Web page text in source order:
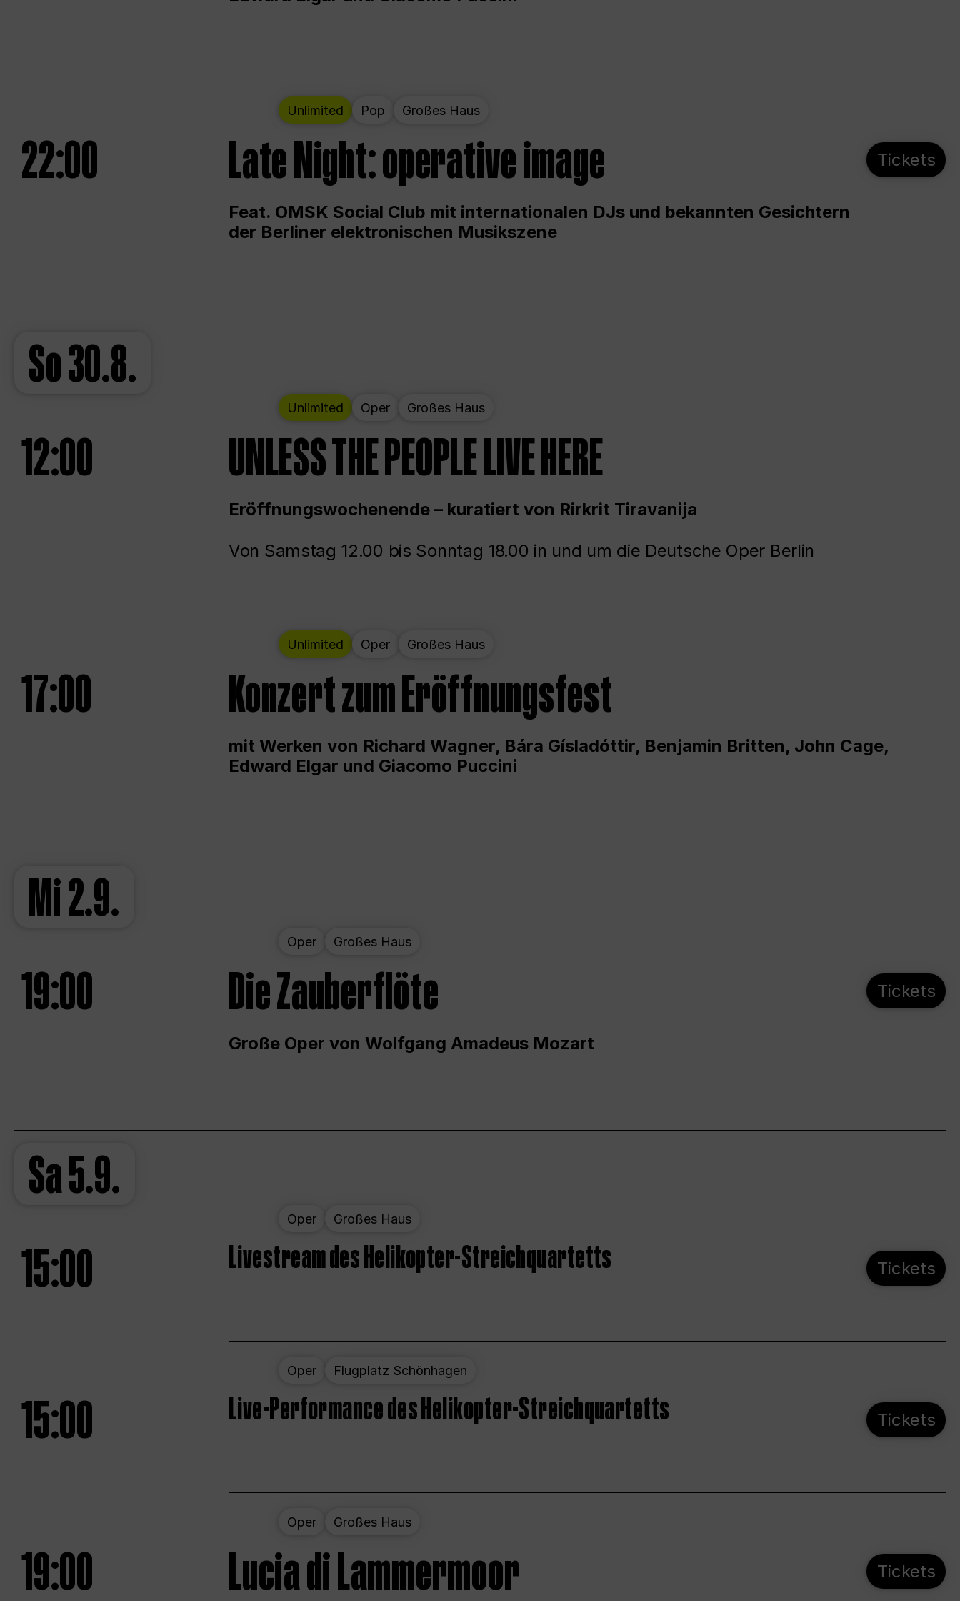
Unlimited Pop Großes Haus
22:00 Late Night: operative image
Feat. OMSK Social Club mit internationalen DJs und bekannten Gesichtern
der Berliner elektronischen Musikszene
Tickets
So30.8.
Unlimited Oper Großes Haus
12:00 UNLESS THE PEOPLE LIVE HERE
Eröffnungswochenende – kuratiert von Rirkrit Tiravanija
Von Samstag 12.00 bis Sonntag 18.00 in und um die Deutsche Oper Berlin
Unlimited Oper Großes Haus
17:00 Konzert zum Eröffnungsfest
mit Werken von Richard Wagner, Bára Gísladóttir, Benjamin Britten, John Cage,
Edward Elgar und Giacomo Puccini
Mi2.9.
Oper Großes Haus
19:00 Die Zauberflöte
Große Oper von Wolfgang Amadeus Mozart
Tickets
Sa5.9.
Oper Großes Haus
15:00 Livestream des Helikopter-Streichquartetts Tickets
Oper Flugplatz Schönhagen
15:00 Live-Performance des Helikopter-Streichquartetts Tickets
Oper Großes Haus
19:00 Lucia di Lammermoor Tickets